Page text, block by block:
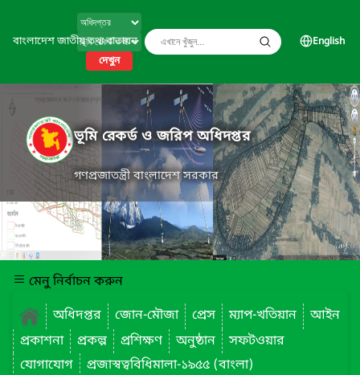
বাংলাদেশ জাতীয় তথ্য বাতায়ন
দেখুন
English
ভূমি রেকর্ড ও জরিপ অধিদপ্তর
গণপ্রজাতন্ত্রী বাংলাদেশ সরকার
মেনু নির্বাচন করুন
অধিদপ্তর
জোন-মৌজা প্রেস ম্যাপ-খতিয়ান
আইন
প্রকাশনা
প্রকল্প প্রশিক্ষণ অনুষ্ঠান
সফটওয়ার
যোগাযোগ
প্রজাস্বত্ববিধিমালা-১৯৫৫ (বাংলা)